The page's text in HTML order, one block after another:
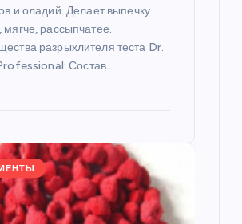
и оладий. Делает выпечку
рассыпчатее.
разрыхлителя теста Dr.
Состав…